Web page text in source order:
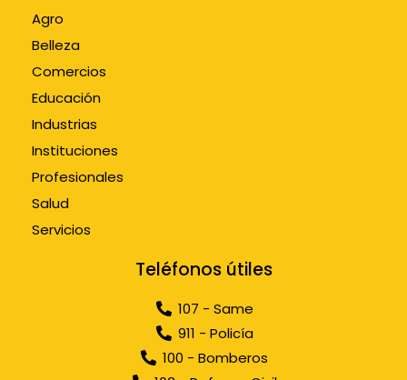
Agro
Belleza
Comercios
Educación
Industrias
Instituciones
Profesionales
Salud
Servicios
Teléfonos útiles
107 - Same
911 - Policía
100 - Bomberos